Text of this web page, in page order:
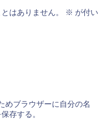
はありません。 ※ が付い
めブラウザーに自分の名
存する。